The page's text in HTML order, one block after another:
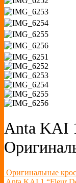
Anta KAI
Оригинальные